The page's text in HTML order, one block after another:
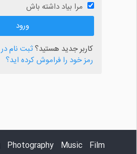
مرا بیاد داشته باش
کاربر جدید هستید؟ثبت نام در 100 هنر
رمز خود را فراموش کرده اید؟
Photography Music
Film